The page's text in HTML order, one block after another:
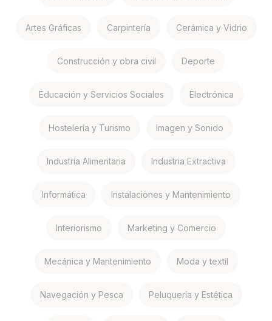
Artes Gráficas Carpintería Cerámica y Vidrio
Construcción y obra civil Deporte
Educación y Servicios Sociales Electrónica
Hostelería y Turismo Imagen y Sonido
Industria Alimentaria Industria Extractiva
Informática Instalaciones y Mantenimiento
Interiorismo Marketing y Comercio
Mecánica y Mantenimiento Moda y textil
Navegación y Pesca Peluquería y Estética